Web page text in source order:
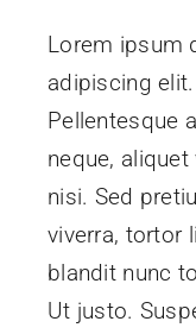
Lorem ipsum
adipiscing
Pellentesque
neque,
nisi. Sed
viverra, tortor
blandit nunc
Ut justo.